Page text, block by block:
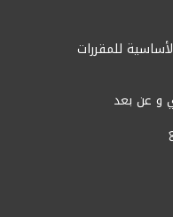
للمقررات
و عن بعد